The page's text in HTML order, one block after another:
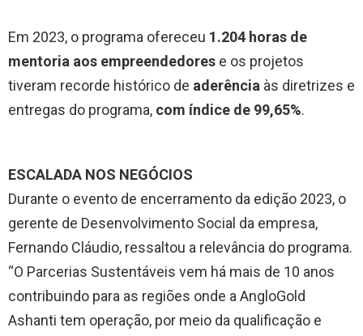
Em 2023, o programa ofereceu 1.204 horas de
mentoria aos empreendedores e os projetos
tiveram recorde histórico de aderência às diretrizes e
entregas do programa, com índice de 99,65%.
ESCALADA NOS NEGÓCIOS
Durante o evento de encerramento da edição 2023, o
gerente de Desenvolvimento Social da empresa,
Fernando Cláudio, ressaltou a relevância do programa.
“O Parcerias Sustentáveis vem há mais de 10 anos
contribuindo para as regiões onde a AngloGold
Ashanti tem operação, por meio da qualificação e